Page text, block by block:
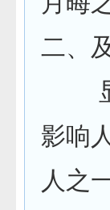
二、
显
影响
人之